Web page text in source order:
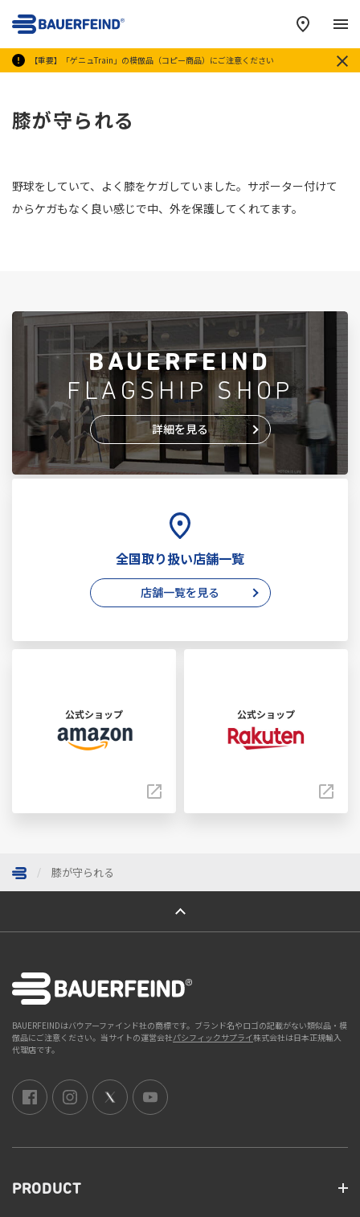
【重要】「ゲニュTrain」の模倣品（コピー商品）にご注意ください
メ
膝が守られる
野球をしていて、よく膝をケガしていました。サポーター付けて
からケガもなく良い感じで中、外を保護してくれてます。
BAUERFEIND
FLAGSHIP SHOP
詳細を見る
全国取り扱い店舗一覧
店舗一覧を見る
公式ショップ 公式ショップ
膝が守られる
ページトップへ
BAUERFEINDはバウアーファインド社の商標です。ブランド名やロゴの記載がない類似品・模
倣品にご注意ください。当サイトの運営会社パシフィックサプライ株式会社は日本正規輸入
代理店です。
PRODUCT